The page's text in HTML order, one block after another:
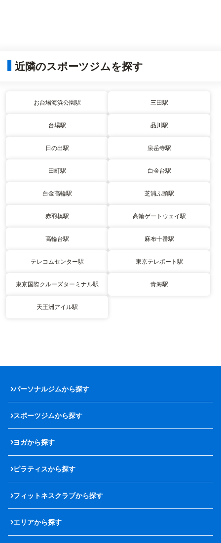
近隣のスポーツジムを探す
お台場海浜公園駅 三田駅
台場駅 品川駅
日の出駅 泉岳寺駅
田町駅 白金台駅
白金高輪駅 芝浦ふ頭駅
赤羽橋駅 高輪ゲートウェイ駅
高輪台駅 麻布十番駅
テレコムセンター駅 東京テレポート駅
東京国際クルーズターミナル駅 青海駅
天王洲アイル駅
パーソナルジムから探す
スポーツジムから探す
ヨガから探す
ピラティスから探す
フィットネスクラブから探す
エリアから探す